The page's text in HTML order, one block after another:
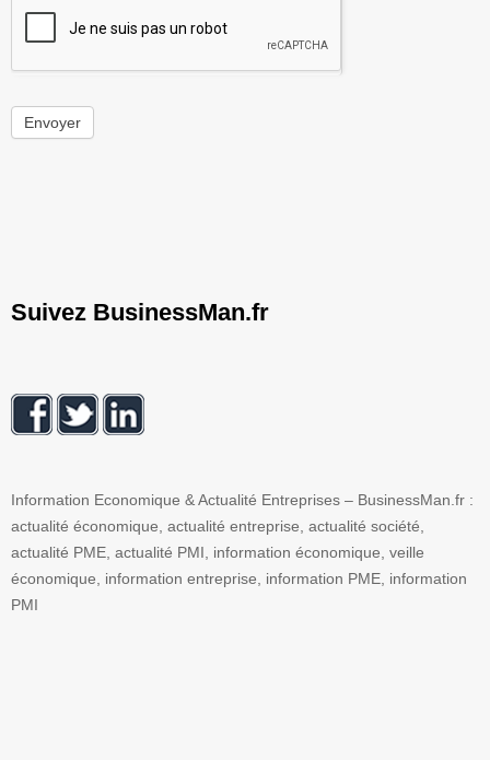
Envoyer
Suivez BusinessMan.fr
Information Economique & Actualité Entreprises – BusinessMan.fr :
actualité économique, actualité entreprise, actualité société,
actualité PME, actualité PMI, information économique, veille
économique, information entreprise, information PME, information
PMI